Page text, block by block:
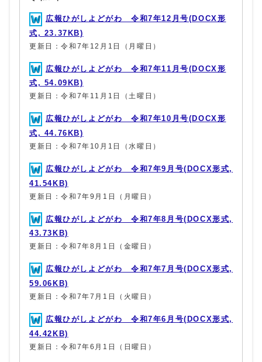
広報ひがしよどがわ 令和7年12月号(DOCX形
式, 23.37KB)
更新日：令和7年12月1日（月曜日）
広報ひがしよどがわ 令和7年11月号(DOCX形
式, 54.09KB)
更新日：令和7年11月1日（土曜日）
広報ひがしよどがわ 令和7年10月号(DOCX形
式, 44.76KB)
更新日：令和7年10月1日（水曜日）
広報ひがしよどがわ 令和7年9月号(DOCX形式,
41.54KB)
更新日：令和7年9月1日（月曜日）
広報ひがしよどがわ 令和7年8月号(DOCX形式,
43.73KB)
更新日：令和7年8月1日（金曜日）
広報ひがしよどがわ 令和7年7月号(DOCX形式,
59.06KB)
更新日：令和7年7月1日（火曜日）
広報ひがしよどがわ 令和7年6月号(DOCX形式,
44.42KB)
更新日：令和7年6月1日（日曜日）